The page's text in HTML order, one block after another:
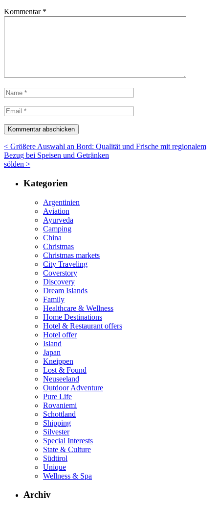
Kommentar *
< Größere Auswahl an Bord: Qualität und Frische mit regionalem
Bezug bei Speisen und Getränken
sölden >
Kategorien
Argentinien
Aviation
Ayurveda
Camping
China
Christmas
Christmas markets
City Traveling
Coverstory
Discovery
Dream Islands
Family
Healthcare & Wellness
Home Destinations
Hotel & Restaurant offers
Hotel offer
Island
Japan
Kneippen
Lost & Found
Neuseeland
Outdoor Adventure
Pure Life
Rovaniemi
Schottland
Shipping
Silvester
Special Interests
State & Culture
Südtirol
Unique
Wellness & Spa
Archiv